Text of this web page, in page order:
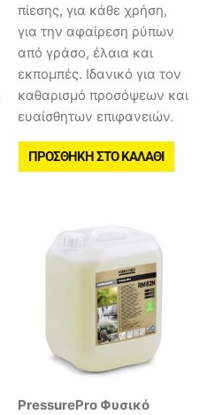
πίεσης, για κάθε χρήση,
για την αφαίρεση ρύπων
από γράσο, έλαια και
εκπομπές. Ιδανικό για τον
καθαρισμό προσόψεων και
ευαίσθητων επιφανειών.
ΠΡΟΣΘΉΚΗ ΣΤΟ ΚΑΛΆΘΙ
PressurePro Φυσικό